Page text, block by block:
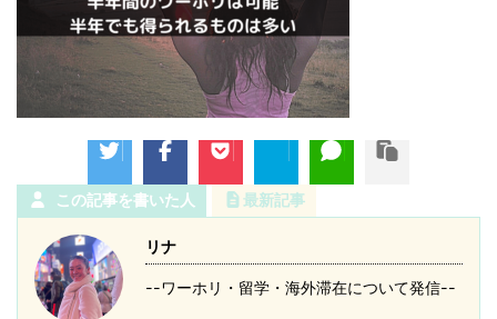
この記事を書いた人 最新記事
リナ
--ワーホリ・留学・海外滞在について発信--